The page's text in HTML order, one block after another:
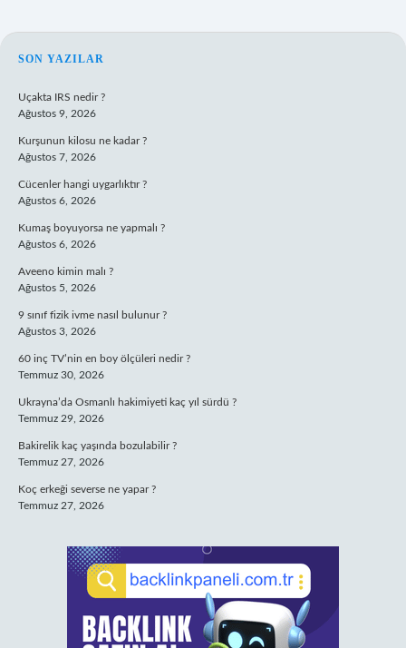
SIDEBAR
SON YAZILAR
Uçakta IRS nedir ?
Ağustos 9, 2026
Kurşunun kilosu ne kadar ?
Ağustos 7, 2026
Cücenler hangi uygarlıktır ?
Ağustos 6, 2026
Kumaş boyuyorsa ne yapmalı ?
Ağustos 6, 2026
Aveeno kimin malı ?
Ağustos 5, 2026
9 sınıf fizik ivme nasıl bulunur ?
Ağustos 3, 2026
60 inç TV’nin en boy ölçüleri nedir ?
Temmuz 30, 2026
Ukrayna’da Osmanlı hakimiyeti kaç yıl sürdü ?
Temmuz 29, 2026
Bakirelik kaç yaşında bozulabilir ?
Temmuz 27, 2026
Koç erkeği severse ne yapar ?
Temmuz 27, 2026